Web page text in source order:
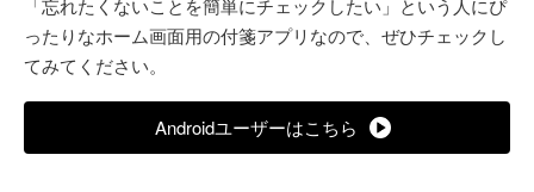
「忘れたくないことを簡単にチェックしたい」という人にぴ
ったりなホーム画面用の付箋アプリなので、ぜひチェックし
てみてください。
Androidユーザーはこちら